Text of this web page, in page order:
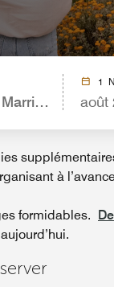
Boston-
1
août
à
formidables.